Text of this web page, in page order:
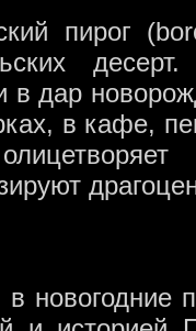
пирог
в дар
в кафе,
в новогодние